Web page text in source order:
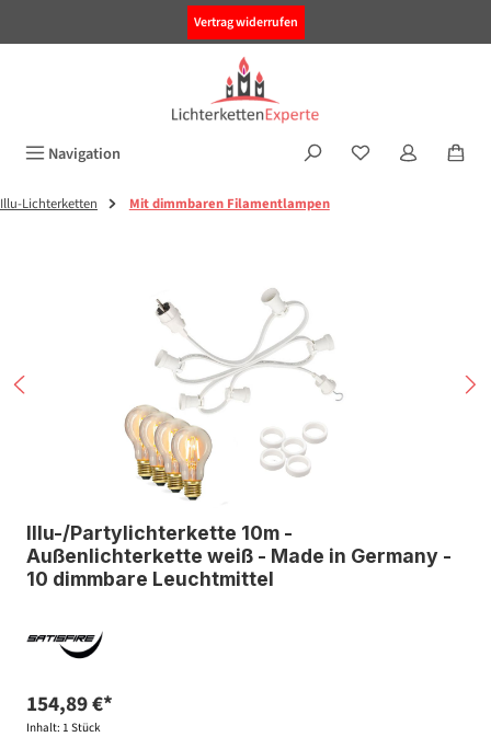
Vertrag widerrufen
Navigation
Illu-Lichterketten Mit dimmbaren Filamentlampen
Illu-/Partylichterkette 10m -
Außenlichterkette weiß - Made in Germany -
10 dimmbare Leuchtmittel
154,89 €*
Inhalt: 1 Stück